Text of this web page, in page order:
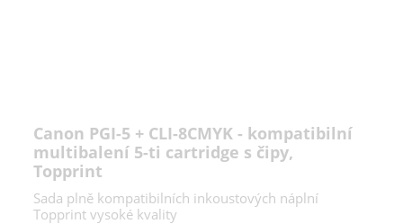
Canon PGI-5 + CLI-8CMYK - kompatibilní
multibalení 5-ti cartridge s čipy,
Topprint
Sada plně kompatibilních inkoustových náplní
Topprint vysoké kvality